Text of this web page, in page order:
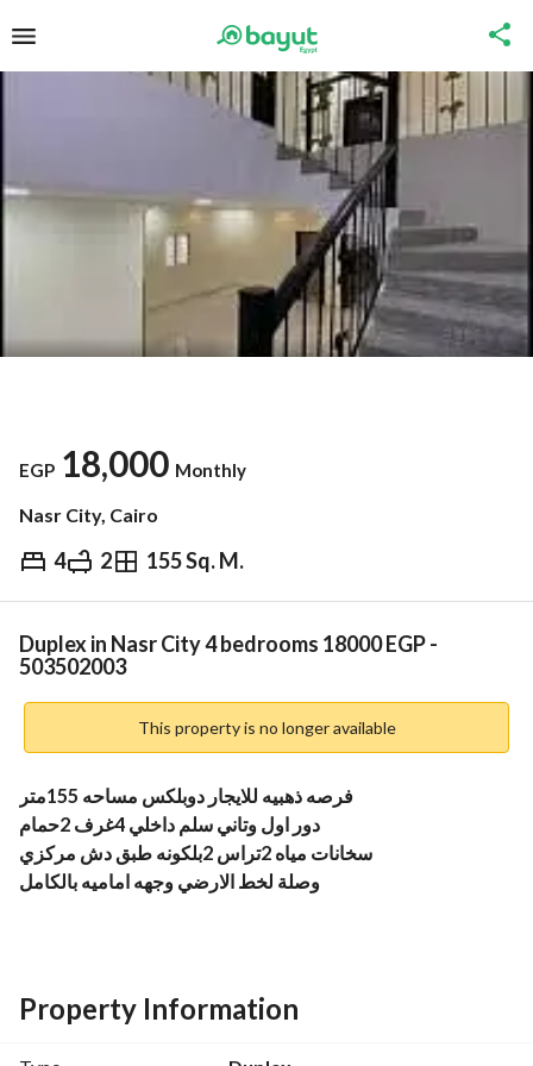
EGP 18,000 Monthly
Nasr City, Cairo
4 2 155 Sq. M.
EGP 18,000Monthly
& Indices Nearby
Duplex in Nasr City 4 bedrooms 18000 EGP -
503502003
This property is no longer available
فرصه ذهبيه للايجار دوبلكس مساحه 155متر
دور اول وتاني سلم داخلي 4غرف 2حمام
وصلة لخط الارضي وجهه اماميه بالكامل
عماره حديثه مدخل راقي بوابه الكترونيه
وانتركم وحارس وكاميرات مراقبه جميع الخدمات والمرافق مربع Property Information